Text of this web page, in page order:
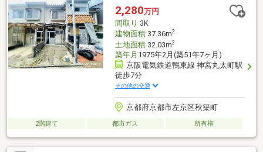
2,280万円
間取り 3K
建物面積37.36m2
土地面積32.03m2
築年月 1975年2月(築51年7ヶ月)
京阪電気鉄道鴨東線 神宮丸太町駅
徒歩7分
その他の交通
京都府京都市左京区秋築町
2階建て 都市ガス 所有権